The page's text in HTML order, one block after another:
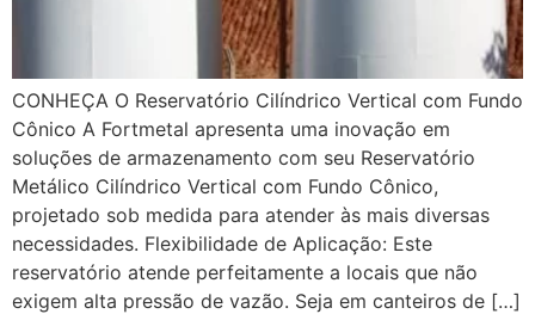
CONHEÇA O Reservatório Cilíndrico Vertical com Fundo
Cônico A Fortmetal apresenta uma inovação em
soluções de armazenamento com seu Reservatório
Metálico Cilíndrico Vertical com Fundo Cônico,
projetado sob medida para atender às mais diversas
necessidades. Flexibilidade de Aplicação: Este
reservatório atende perfeitamente a locais que não
exigem alta pressão de vazão. Seja em canteiros de […]